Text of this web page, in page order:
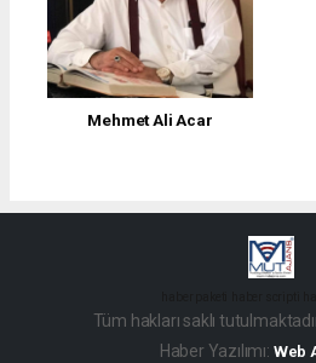
Mehmet Ali Acar
Tüm hakları saklı
Haber Yazılımı: Web